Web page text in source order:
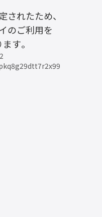
されたため、
のご利用を
す。